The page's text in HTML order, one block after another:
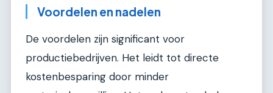
Voordelen en nadelen
De voordelen zijn significant voor
productiebedrijven. Het leidt tot directe
kostenbesparing door minder